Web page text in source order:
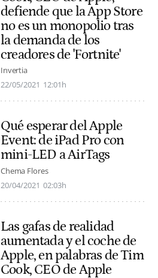
defiende que la App Store
no es un monopolio tras
la demanda de los
creadores de 'Fortnite'
Invertia
22/05/2021 12:01h
Qué esperar del Apple
Event: de iPad Pro con
mini-LED a AirTags
Chema Flores
20/04/2021 02:03h
Las gafas de realidad
aumentada y el coche de
Apple, en palabras de Tim
Cook, CEO de Apple